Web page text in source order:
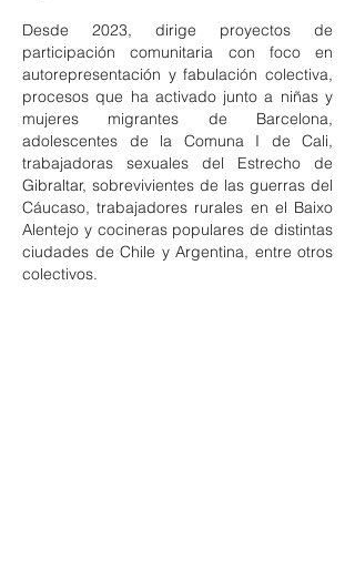
Desde 2023, dirige proyectos de
participación comunitaria con foco en
autorepresentación y fabulación colectiva,
procesos que ha activado junto a niñas y
mujeres migrantes de Barcelona,
adolescentes de la Comuna I de Cali,
trabajadoras sexuales del Estrecho de
Gibraltar, sobrevivientes de las guerras del
Cáucaso, trabajadores rurales en el Baixo
Alentejo y cocineras populares de distintas
ciudades de Chile y Argentina, entre otros
colectivos.